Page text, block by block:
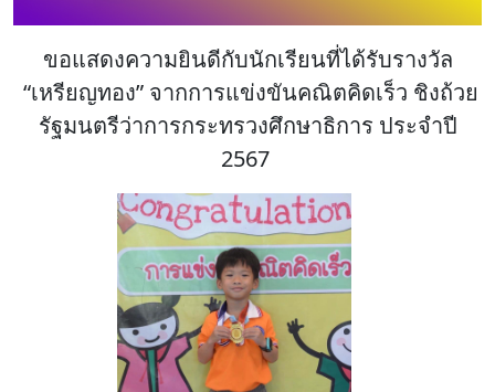
ขอแสดงความยินดีกับนักเรียนที่ได้รับรางวัล
“เหรียญทอง” จากการแข่งขันคณิตคิดเร็ว ชิงถ้วย
รัฐมนตรีว่าการกระทรวงศึกษาธิการ ประจำปี
2567